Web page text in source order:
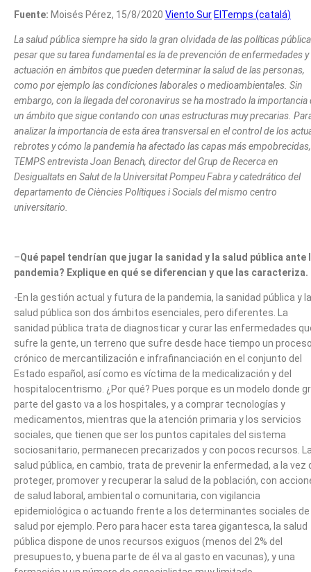
Fuente: Moisés Pérez, 15/8/2020 Viento Sur ElTemps (catalá)
La salud pública siempre ha sido la gran olvidada de las políticas
pesar que su tarea fundamental es la de prevención de enfermedades y
actuación en ámbitos que pueden determinar la salud de las personas,
como por ejemplo las condiciones laborales o medioambientales. Sin
embargo, con la llegada del coronavirus se ha mostrado la importancia
un ámbito que sigue contando con unas estructuras muy precarias.
analizar la importancia de esta área transversal en el control de los
rebrotes y cómo la pandemia ha afectado las capas más
TEMPS entrevista Joan Benach, director del Grup de Recerca en
Desigualtats en Salut de la Universitat Pompeu Fabra y catedrático del
departamento de Ciències Polítiques i Socials del mismo centro
universitario.
–Qué papel tendrían que jugar la sanidad y la salud pública ante
pandemia? Explique en qué se diferencian y que las caracteriza.
-En la gestión actual y futura de la pandemia, la sanidad pública y la
salud pública son dos ámbitos esenciales, pero diferentes. La
sanidad pública trata de diagnosticar y curar las enfermedades
sufre la gente, un terreno que sufre desde hace tiempo un
crónico de mercantilización e infrafinanciación en el conjunto del
Estado español, así como es víctima de la medicalización y del
hospitalocentrismo. ¿Por qué? Pues porque es un modelo donde
parte del gasto va a los hospitales, y a comprar tecnologías y
medicamentos, mientras que la atención primaria y los servicios
sociales, que tienen que ser los puntos capitales del sistema
sociosanitario, permanecen precarizados y con pocos recursos.
salud pública, en cambio, trata de prevenir la enfermedad, a la vez
proteger, promover y recuperar la salud de la población, con
de salud laboral, ambiental o comunitaria, con vigilancia
epidemiológica o actuando frente a los determinantes sociales de
salud por ejemplo. Pero para hacer esta tarea gigantesca, la salud
pública dispone de unos recursos exiguos (menos del 2% del
presupuesto, y buena parte de él va al gasto en vacunas), y una